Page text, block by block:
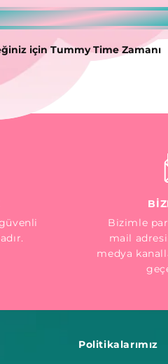
için Tummy Time Zamanı
Bizimle
mail
medya
Politikalarımız